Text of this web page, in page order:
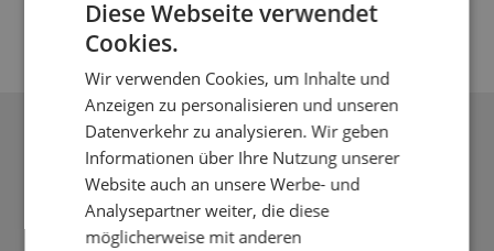
Beschreibung
Zubehör ZierprofileAchtung: 1 VE = 1 Stück Fabrikat:
FENOPLAST KFMit unserem umfangreichen
Zierprofileprogramm für Kunststof…Mehr
Diese Webseite verwendet
Cookies.
Wir verwenden Cookies, um Inhalte und
Anzeigen zu personalisieren und unseren
Datenverkehr zu analysieren. Wir geben
Informationen über Ihre Nutzung unserer
Website auch an unsere Werbe- und
Analysepartner weiter, die diese
möglicherweise mit anderen